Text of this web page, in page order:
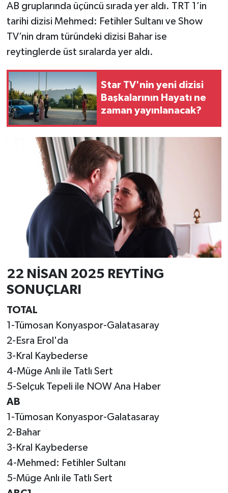
AB gruplarında üçüncü sırada yer aldı. TRT 1’in
tarihi dizisi Mehmed: Fetihler Sultanı ve Show
TV’nin dram türündeki dizisi Bahar ise
reytinglerde üst sıralarda yer aldı.
Star TV'nin yeni dizisi
Başkalarının Hayatı ne
zaman yayınlanacak?
22 NİSAN 2025 REYTİNG
SONUÇLARI
TOTAL
1-Tümosan Konyaspor-Galatasaray
2-Esra Erol'da
3-Kral Kaybederse
4-Müge Anlı ile Tatlı Sert
5-Selçuk Tepeli ile NOW Ana Haber
AB
1-Tümosan Konyaspor-Galatasaray
2-Bahar
3-Kral Kaybederse
4-Mehmed: Fetihler Sultanı
5-Müge Anlı ile Tatlı Sert